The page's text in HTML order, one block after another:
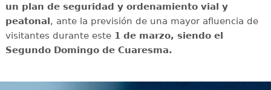
un plan de seguridad y ordenamiento vial y
peatonal, ante la previsión de una mayor afluencia de
visitantes durante este1 de marzo, siendo el
Segundo Domingo de Cuaresma.